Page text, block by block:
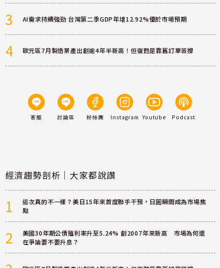
3 AI需求持續強勁 台灣第二季GDP年增12.92%優於市場預期
4 歐元區7月製造業產出創逾4年半新高！但復甦是靠舊訂單苦撐
客服 討論區 粉絲團 Instagram Youtube Podcast
經濟趨勢剖析｜大家都說讚
1
這次真的不一樣？美日15年來首度聯手干預，日圓瞬間成為市場焦
點
2
美國30年期公債殖利率升至5.24% 創2007年來新高 市場為何還
在爭論要不要升息？